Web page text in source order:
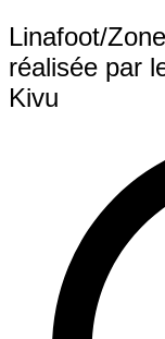
Linafoot/
réalisée par
Kivu